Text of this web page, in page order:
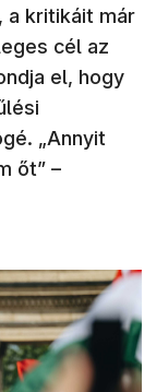
a kritikáit már
cél az
el, hogy
„Annyit
őt” –